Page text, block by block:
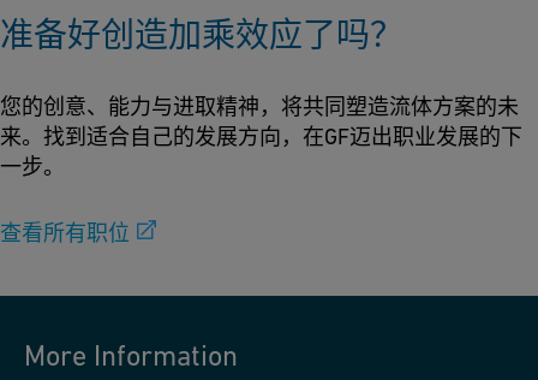
准备好创造加乘效应了吗？
您的创意、能力与进取精神，将共同塑造流体方案的未
来。找到适合自己的发展方向，在GF迈出职业发展的下
一步。
查看所有职位
More Information